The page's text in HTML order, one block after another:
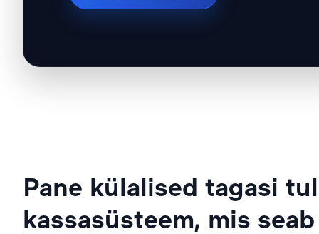
Pane külalised tagasi
kassasüsteem, mis